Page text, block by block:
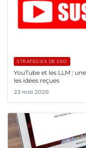
STRATÉGIES DE SEO
YouTube et les LLM :
les idées reçues
23 mai 2026